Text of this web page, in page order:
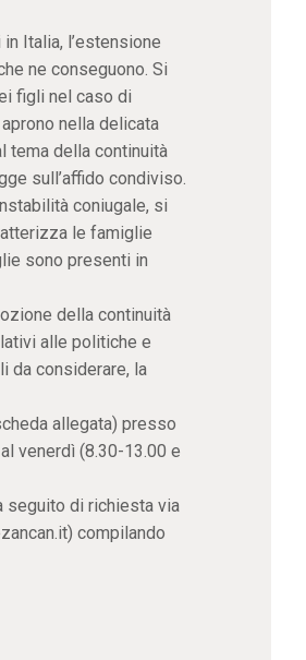
Italia, l’estensione
ne conseguono. Si
figli nel caso di
nella delicata
tema della continuità
sull’affido condiviso.
coniugale, si
le famiglie
sono presenti in
della continuità
alle politiche e
da considerare, la
allegata) presso
venerdì (8.30-13.00 e
seguito di richiesta via
compilando